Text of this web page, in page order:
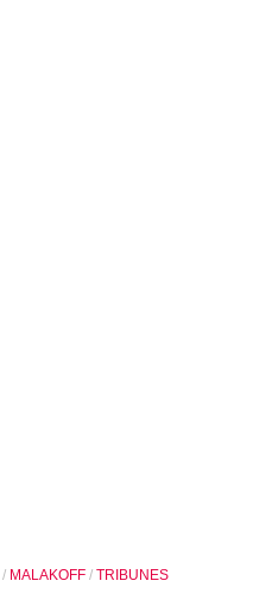
/ MALAKOFF / TRIBUNES